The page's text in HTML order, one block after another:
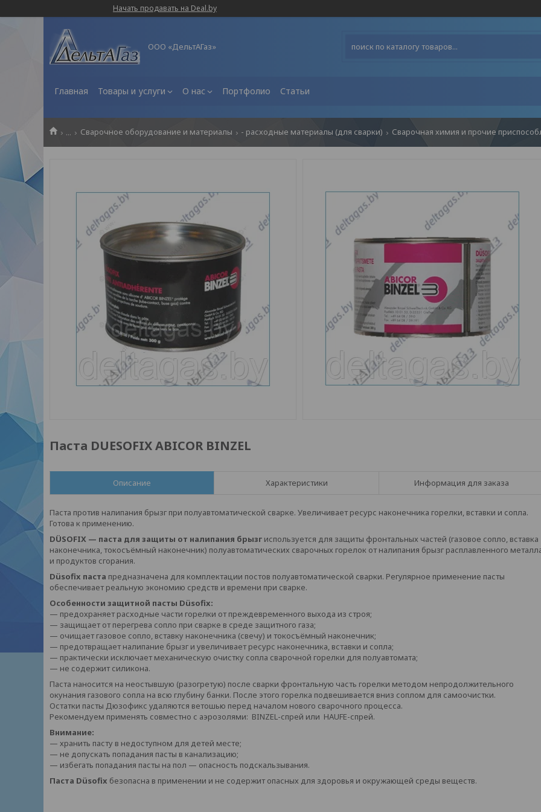
Начать продавать на Deal.by
ООО «ДельтАГаз»
Главная Товары и услуги О нас Портфолио Статьи
... Сварочное оборудование и материалы - расходные материалы (для сварки) Сварочная химия и прочие
Паста DUESOFIX ABICOR BINZEL
Описание Характеристики Информация для заказа
Паста против налипания брызг при полуавтоматической сварке. Увеличивает ресурс наконечника горелки, вставки и сопла.
Готова к применению.
DÜSOFIX — паста для защиты от налипания брызг используется для защиты фронтальных частей (газовое сопло, вставка
наконечника, токосъёмный наконечник) полуавтоматических сварочных горелок от налипания брызг расплавленного
и продуктов сгорания.
Düsofix паста предназначена для комплектации постов полуавтоматической сварки. Регулярное применение пасты
обеспечивает реальную экономию средств и времени при сварке.
Особенности защитной пасты Düsofix:
— предохраняет расходные части горелки от преждевременного выхода из строя;
— защищает от перегрева сопло при сварке в среде защитного газа;
— очищает газовое сопло, вставку наконечника (свечу) и токосъёмный наконечник;
— предотвращает налипание брызг и увеличивает ресурс наконечника, вставки и сопла;
— практически исключает механическую очистку сопла сварочной горелки для полуавтомата;
— не содержит силикона.
Паста наносится на неостывшую (разогретую) после сварки фронтальную часть горелки методом непродолжительного
окунания газового сопла на всю глубину банки. После этого горелка подвешивается вниз соплом для самоочистки.
Остатки пасты Дюзофикс удаляются ветошью перед началом нового сварочного процесса.
Рекомендуем применять совместно с аэрозолями: BINZEL-спрей или HAUFE-спрей.
Внимание:
— хранить пасту в недоступном для детей месте;
— не допускать попадания пасты в канализацию;
— избегать попадания пасты на пол — опасность подскальзывания.
Паста Düsofix безопасна в применении и не содержит опасных для здоровья и окружающей среды веществ.